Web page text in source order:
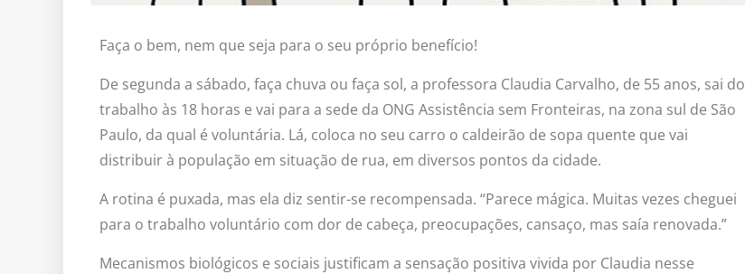
Faça o bem, nem que seja para o seu próprio benefício!
De segunda a sábado, faça chuva ou faça sol, a professora Claudia Carvalho, de 55 anos, sai do
trabalho às 18 horas e vai para a sede da ONG Assistência sem Fronteiras, na zona sul de São
Paulo, da qual é voluntária. Lá, coloca no seu carro o caldeirão de sopa quente que vai
distribuir à população em situação de rua, em diversos pontos da cidade.
A rotina é puxada, mas ela diz sentir-se recompensada. “Parece mágica. Muitas vezes cheguei
para o trabalho voluntário com dor de cabeça, preocupações, cansaço, mas saía renovada.”
Mecanismos biológicos e sociais justificam a sensação positiva vivida por Claudia nesse